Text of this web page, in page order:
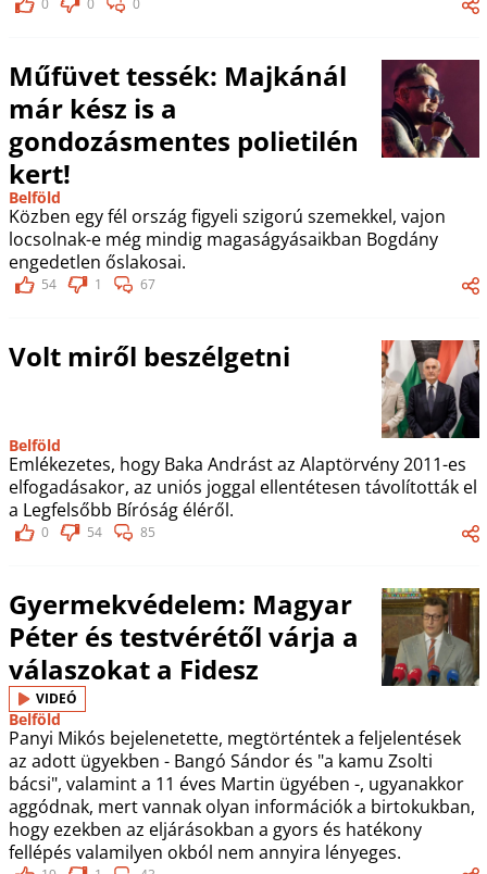
Műfüvet tessék: Majkánál
már kész is a
gondozásmentes polietilén
kert!
Belföld
Közben egy fél ország figyeli szigorú szemekkel, vajon
locsolnak-e még mindig magaságyásaikban Bogdány
engedetlen őslakosai.
54 1 67
Volt miről beszélgetni
Belföld
Emlékezetes, hogy Baka Andrást az Alaptörvény 2011-es
elfogadásakor, az uniós joggal ellentétesen távolították el
a Legfelsőbb Bíróság éléről.
0 54 85
Gyermekvédelem: Magyar
Péter és testvérétől várja a
válaszokat a Fidesz
VIDEÓ
Belföld
Panyi Mikós bejelenetette, megtörténtek a feljelentések
az adott ügyekben - Bangó Sándor és "a kamu Zsolti
bácsi", valamint a 11 éves Martin ügyében -, ugyanakkor
aggódnak, mert vannak olyan információk a birtokukban,
hogy ezekben az eljárásokban a gyors és hatékony
fellépés valamilyen okból nem annyira lényeges.